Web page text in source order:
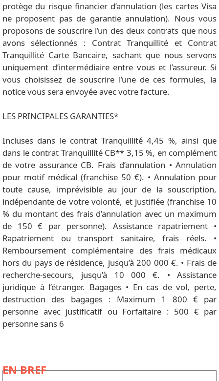
protège du risque financier d’annulation (les cartes Visa
ne proposent pas de garantie annulation). Nous vous
proposons de souscrire l’un des deux contrats que nous
avons sélectionnés : Contrat Tranquillité et Contrat
Tranquillité Carte Bancaire, sachant que nous servons
uniquement d’intermédiaire entre vous et l’assureur. Si
vous choisissez de souscrire l’une de ces formules, la
notice vous sera envoyée avec votre facture.
LES PRINCIPALES GARANTIES*
Incluses dans le contrat Tranquillité 4,45 %, ainsi que
dans le contrat Tranquillité CB** 3,15 %, en complément
de votre assurance CB. Frais d’annulation • Annulation
pour motif médical (franchise 50 €). • Annulation pour
toute cause, imprévisible au jour de la souscription,
indépendante de votre volonté, et justifiée (franchise 10
% du montant des frais d’annulation avec un maximum
de 150 € par personne). Assistance rapatriement •
Rapatriement ou transport sanitaire, frais réels. •
Remboursement complémentaire des frais médicaux
hors du pays de résidence, jusqu’à 200 000 €. • Frais de
recherche-secours, jusqu’à 10 000 €. • Assistance
juridique à l’étranger. Bagages • En cas de vol, perte,
destruction des bagages : Maximum 1 800 € par
personne avec justificatif ou Forfaitaire : 500 € par
personne sans 6
EN BREF